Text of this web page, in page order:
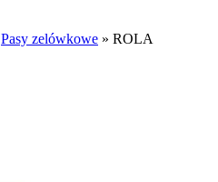
Pasy zelówkowe » ROLA